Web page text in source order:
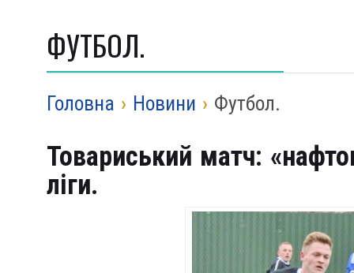
ФУТБОЛ.
Головна › Новини › Футбол.
Товариський матч:
ліги.